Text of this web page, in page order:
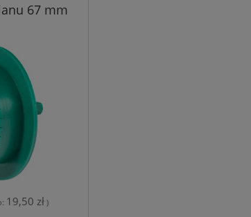
67 mm
19,50 zł)